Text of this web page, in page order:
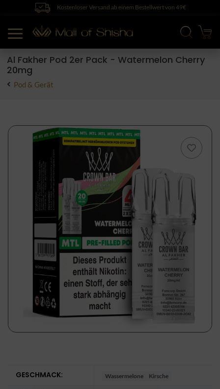
Kostenloser Versand ab einem Bestellwert von 49€
Al Fakher Pod 2er Pack - Watermelon Cherry
20mg
Pod & Gerät
GESCHMACK: Wassermelone Kirsche